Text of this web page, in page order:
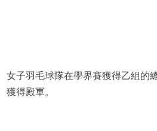
女子羽毛球隊在學界賽獲得乙組的
獲得殿軍。